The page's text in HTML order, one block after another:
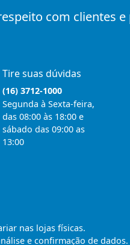
com clientes e
Tire suas dúvidas
(16) 3712-1000
Segunda à Sexta-feira,
das 08:00 às 18:00 e
sábado das 09:00 as
13:00
nas lojas físicas.
e confirmação de dados.